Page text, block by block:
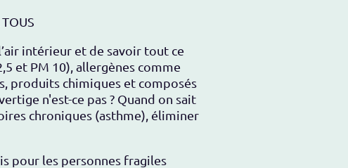
intérieur et de savoir tout ce
et PM 10), allergènes comme
produits chimiques et composés
n'est-ce pas ? Quand on sait
chroniques (asthme), éliminer
pour les personnes fragiles